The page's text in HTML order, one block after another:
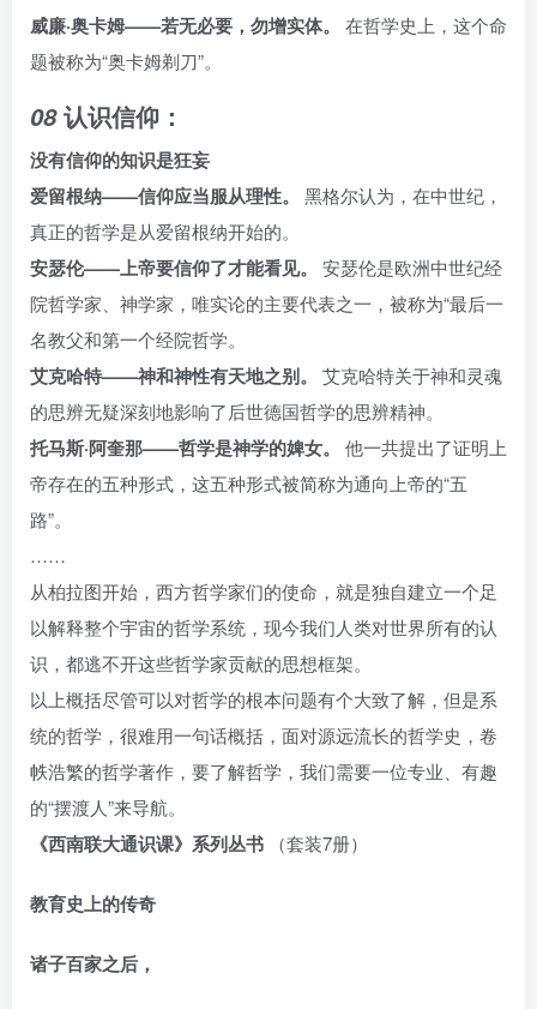
威廉·奥卡姆——若无必要，勿增实体。 在哲学史上，这个命
题被称为“奥卡姆剃刀”。
08认识信仰：
没有信仰的知识是狂妄
爱留根纳——信仰应当服从理性。 黑格尔认为，在中世纪，
真正的哲学是从爱留根纳开始的。
安瑟伦——上帝要信仰了才能看见。 安瑟伦是欧洲中世纪经
院哲学家、神学家，唯实论的主要代表之一，被称为“最后一
名教父和第一个经院哲学。
艾克哈特——神和神性有天地之别。 艾克哈特关于神和灵魂
的思辨无疑深刻地影响了后世德国哲学的思辨精神。
托马斯·阿奎那——哲学是神学的婢女。 他一共提出了证明上
帝存在的五种形式，这五种形式被简称为通向上帝的“五
路”。
……
从柏拉图开始，西方哲学家们的使命，就是独自建立一个足
以解释整个宇宙的哲学系统，现今我们人类对世界所有的认
识，都逃不开这些哲学家贡献的思想框架。
以上概括尽管可以对哲学的根本问题有个大致了解，但是系
统的哲学，很难用一句话概括，面对源远流长的哲学史，卷
帙浩繁的哲学著作，要了解哲学，我们需要一位专业、有趣
的“摆渡人”来导航。
《西南联大通识课》系列丛书 （套装7册）
教育史上的传奇
诸子百家之后，